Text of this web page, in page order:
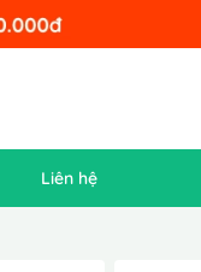
Liên hệ